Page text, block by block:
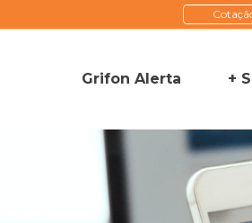
Grifon Alerta +